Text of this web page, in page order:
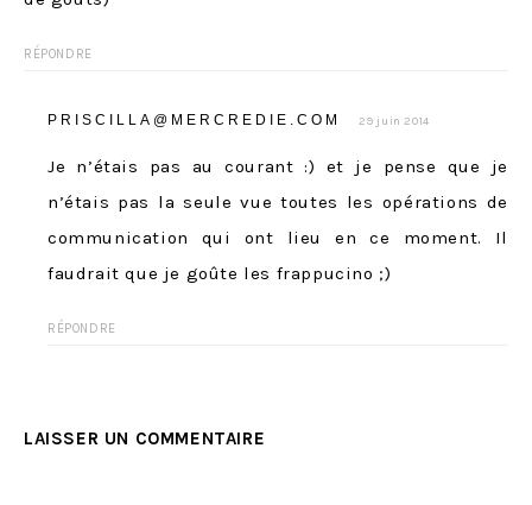
RÉPONDRE
PRISCILLA@MERCREDIE.COM 29 juin 2014
Je n’étais pas au courant :) et je pense que je
n’étais pas la seule vue toutes les opérations de
communication qui ont lieu en ce moment. Il
faudrait que je goûte les frappucino ;)
RÉPONDRE
LAISSER UN COMMENTAIRE